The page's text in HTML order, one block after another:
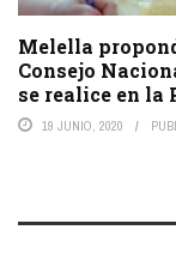
Melella
Consejo
se realice en la
19 JUNIO, 2020